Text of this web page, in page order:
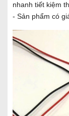
nhanh tiết kiệm
- Sản phẩm có